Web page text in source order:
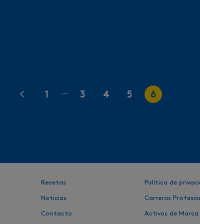
1 … 3 4 5 6
Recetas
Noticias
Contacto
Política de
Carreras
Activos de Marca